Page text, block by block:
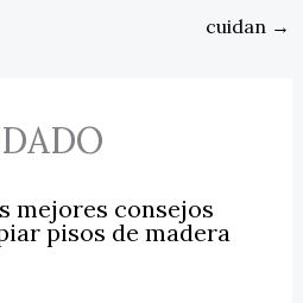
cuidan →
mejores consejos
pisos de madera